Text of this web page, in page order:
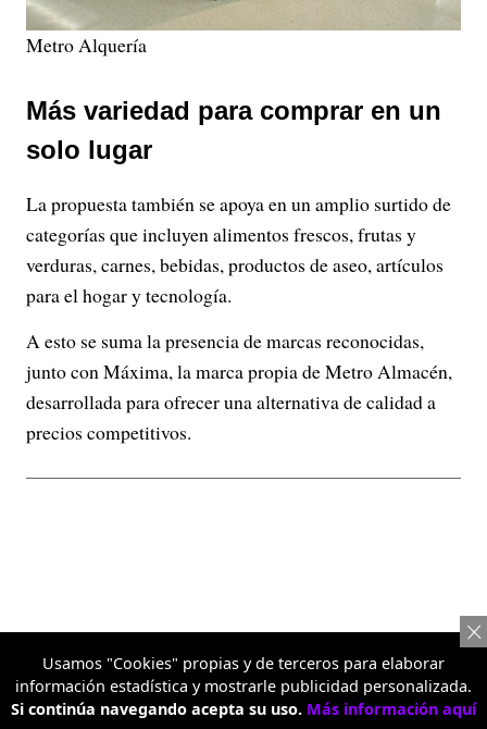
Metro Alquería
Más variedad para comprar en un
solo lugar
La propuesta también se apoya en un amplio surtido de
categorías que incluyen alimentos frescos, frutas y
verduras, carnes, bebidas, productos de aseo, artículos
para el hogar y tecnología.
A esto se suma la presencia de marcas reconocidas,
junto con Máxima, la marca propia de Metro Almacén,
desarrollada para ofrecer una alternativa de calidad a
precios competitivos.
Usamos "Cookies" propias y de terceros para elaborar
información estadística y mostrarle publicidad personalizada.
Si continúa navegando acepta su uso. Más información aquí